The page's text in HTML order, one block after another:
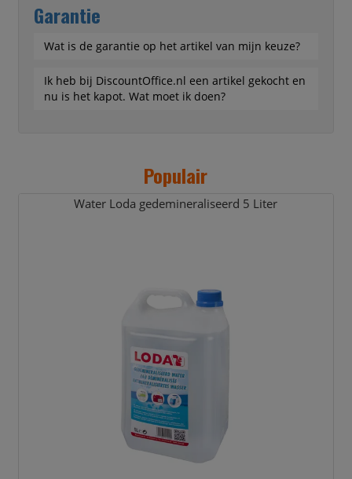
Garantie
Wat is de garantie op het artikel van mijn keuze?
Ik heb bij DiscountOffice.nl een artikel gekocht en
nu is het kapot. Wat moet ik doen?
Populair
Water Loda gedemineraliseerd 5 Liter